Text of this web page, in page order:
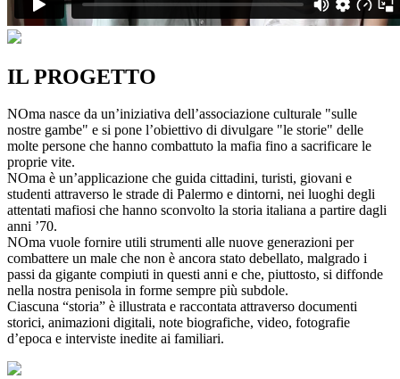
IL PROGETTO
NOma nasce da un’iniziativa dell’associazione culturale "sulle
nostre gambe" e si pone l’obiettivo di divulgare "le storie" delle
molte persone che hanno combattuto la mafia fino a sacrificare le
proprie vite.
NOma è un’applicazione che guida cittadini, turisti, giovani e
studenti attraverso le strade di Palermo e dintorni, nei luoghi degli
attentati mafiosi che hanno sconvolto la storia italiana a partire dagli
anni ’70.
NOma vuole fornire utili strumenti alle nuove generazioni per
combattere un male che non è ancora stato debellato, malgrado i
passi da gigante compiuti in questi anni e che, piuttosto, si diffonde
nella nostra penisola in forme sempre più subdole.
Ciascuna “storia” è illustrata e raccontata attraverso documenti
storici, animazioni digitali, note biografiche, video, fotografie
d’epoca e interviste inedite ai familiari.